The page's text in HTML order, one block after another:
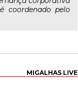
coordenado pelo
MIGALHAS LIVE